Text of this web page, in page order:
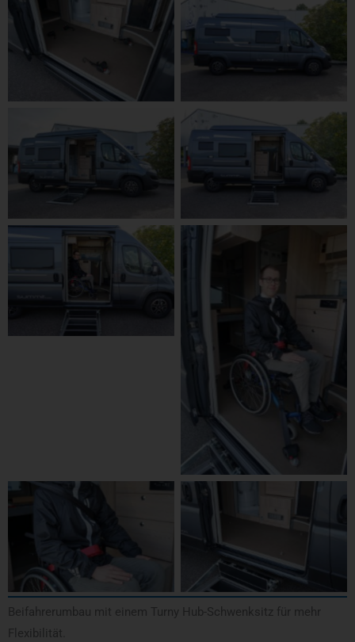
Beifahrerumbau mit einem Turny Hub-Schwenksitz für mehr
Flexibilität.